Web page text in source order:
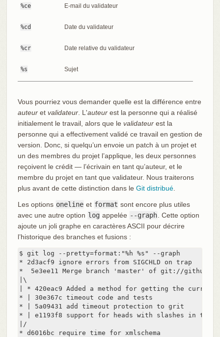
%ce E-mail du validateur
%cd Date du validateur
%cr Date relative du validateur
%s Sujet
Vous pourriez vous demander quelle est la différence entre
auteuret validateur. L'auteurest la personne qui a réalisé
initialement le travail, alors que le validateurest la
personne qui a effectivement validé ce travail en gestion de
version. Donc, si quelqu’un envoie un patch à un projet et
un des membres du projet l’applique, les deux personnes
reçoivent le crédit — l’écrivain en tant qu’auteur, et le
membre du projet en tant que validateur. Nous traiterons
plus avant de cette distinction dans le Git distribué.
Les options oneline et format sont encore plus utiles
avec une autre option log appelée --graph . Cette option
ajoute un joli graphe en caractères ASCII pour décrire
l’historique des branches et fusions :
$ git log --pretty=format:"%h %s" --graph
* 2d3acf9 ignore errors from SIGCHLD on trap
*  5e3ee11 Merge branch 'master' of git://
|\
| * 420eac9 Added a method for getting the current
* | 30e367c timeout code and tests
* | 5a09431 add timeout protection to grit
* | e1193f8 support for heads with slashes in them
|/
* d6016bc require time for xmlschema